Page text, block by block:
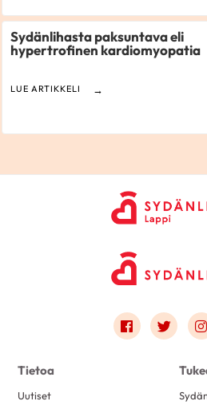
Sydänlihasta paksuntava eli
hypertrofinen kardiomyopatia
LUE ARTIKKELI
Link toLink
Tietoa
Uutiset